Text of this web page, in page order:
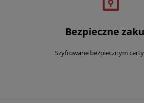
Bezpieczne
Szyfrowane bezpiecznym